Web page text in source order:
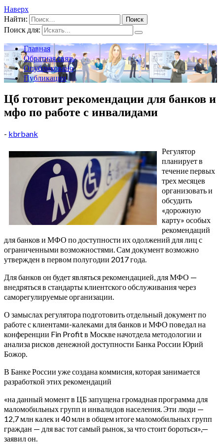
Наверх
Найти:
Поиск для:
Главная
Обратная связь
Опубликовано
Публикации
Цб готовит рекомендации для банков и
мфо по работе с инвалидами
- kbrbank
Регулятор
планирует в
течение первых
трех месяцев
организовать и
обсудить
«дорожную
карту» особых
рекомендаций
для банков и МФО по доступности их одолжений для лиц с
ограниченными возможностями. Сам документ возможно
утвержден в первом полугодии 2017 года.
Для банков он будет являться рекомендацией, для МФО —
внедряться в стандарты клиентского обслуживания через
саморегулируемые организации.
О замыслах регулятора подготовить отдельный документ по
работе с клиентами-калеками для банков и МФО поведал на
конференции Fin Profit в Москве начотдела методологии и
анализа рисков денежной доступности Банка России Юрий
Божор.
В Банке России уже создана коммисия, которая занимается
разработкой этих рекомендаций
«на данный момент в ЦБ запущена громадная программа для
маломобильных групп и инвалидов населения. Эти люди —
12,7 млн калек и 40 млн в общем итоге маломобильных групп
граждан — для вас тот самый рынок, за что стоит бороться»,—
заявил он.